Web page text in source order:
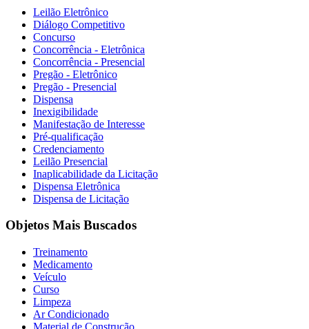
Leilão Eletrônico
Diálogo Competitivo
Concurso
Concorrência - Eletrônica
Concorrência - Presencial
Pregão - Eletrônico
Pregão - Presencial
Dispensa
Inexigibilidade
Manifestação de Interesse
Pré-qualificação
Credenciamento
Leilão Presencial
Inaplicabilidade da Licitação
Dispensa Eletrônica
Dispensa de Licitação
Objetos Mais Buscados
Treinamento
Medicamento
Veículo
Curso
Limpeza
Ar Condicionado
Material de Construção